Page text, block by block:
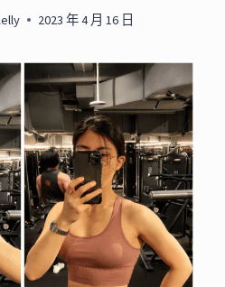
2023 年 4 月 16 日